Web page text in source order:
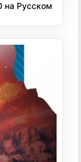
на Русском